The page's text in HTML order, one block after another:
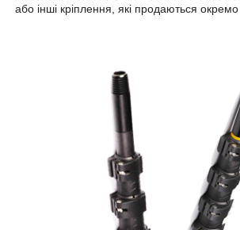
або інші кріплення, які продаються окремо